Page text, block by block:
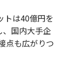
トは40億円を
国内大手企
点も広がりつ